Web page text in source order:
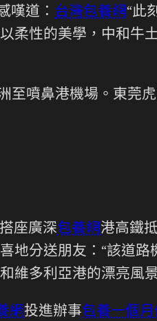
嘆道： 台灣包養網“此
柔性的美學，中和牛
至噴鼻港機場。東莞
座廣深包養網港高鐵
地分送朋友：“該道
維多利亞港的漂亮風
網投進辦事包養一個月